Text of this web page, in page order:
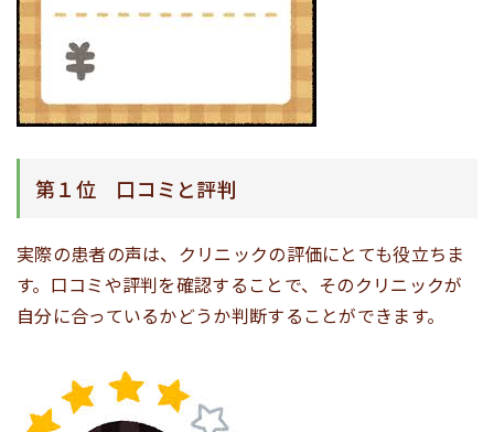
第１位 口コミと評判
実際の患者の声は、クリニックの評価にとても役立ちま
す。口コミや評判を確認することで、そのクリニックが
自分に合っているかどうか判断することができます。